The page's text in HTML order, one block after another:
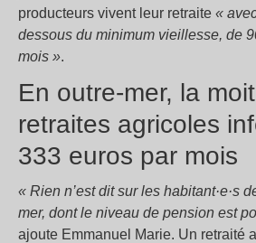
producteurs vivent leur retraite «
dessous du minimum vieillesse, de
mois ».
En outre-mer, la
retraites agricoles
333 euros par mois
« Rien n’est dit sur les habitant·e·s
mer, dont le niveau de pension est
ajoute Emmanuel Marie. Un retraité